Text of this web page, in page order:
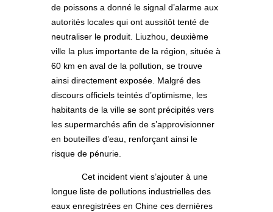
de poissons a donné le signal d’alarme aux
autorités locales qui ont aussitôt tenté de
neutraliser le produit. Liuzhou, deuxième
ville la plus importante de la région, située à
60 km en aval de la pollution, se trouve
ainsi directement exposée. Malgré des
discours officiels teintés d’optimisme, les
habitants de la ville se sont précipités vers
les supermarchés afin de s’approvisionner
en bouteilles d’eau, renforçant ainsi le
risque de pénurie.
Cet incident vient s’ajouter à une
longue liste de pollutions industrielles des
eaux enregistrées en Chine ces dernières